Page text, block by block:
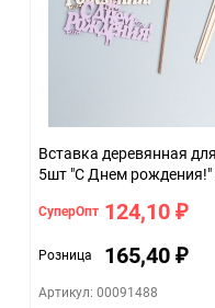
Вставка деревянная
5шт "С Днем
СуперОпт 124,10 ₽
Розница 165,40 ₽
Артикул: 00091488